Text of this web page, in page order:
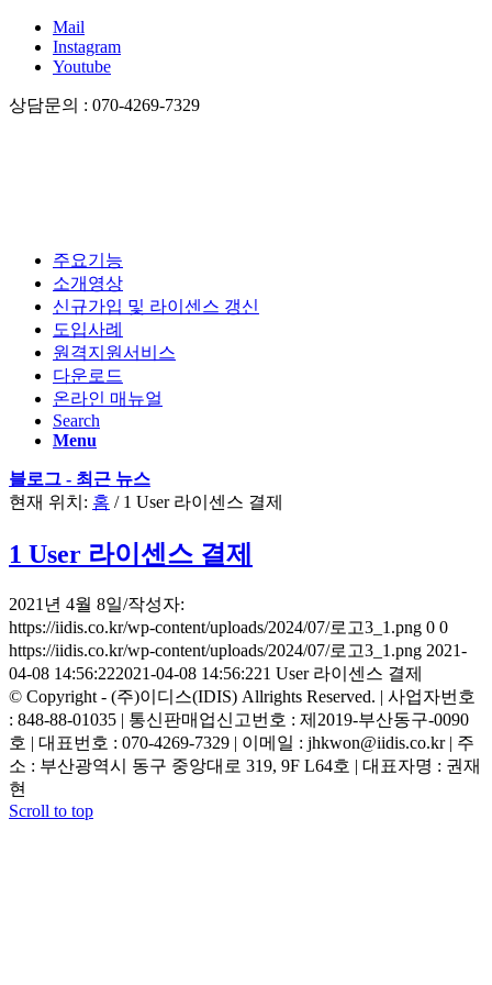
Mail
Instagram
Youtube
상담문의 : 070-4269-7329
주요기능
소개영상
신규가입 및 라이센스 갱신
도입사례
원격지원서비스
다운로드
온라인 매뉴얼
Search
Menu
블로그 - 최근 뉴스
현재 위치: 홈 / 1 User 라이센스 결제
1 User 라이센스 결제
2021년 4월 8일/작성자:
https://iidis.co.kr/wp-content/uploads/2024/07/로고3_1.png 0 0
https://iidis.co.kr/wp-content/uploads/2024/07/로고3_1.png 2021-
04-08 14:56:222021-04-08 14:56:221 User 라이센스 결제
© Copyright - (주)이디스(IDIS) Allrights Reserved. | 사업자번호
: 848-88-01035 | 통신판매업신고번호 : 제2019-부산동구-0090
호 | 대표번호 : 070-4269-7329 | 이메일 : jhkwon@iidis.co.kr | 주
소 : 부산광역시 동구 중앙대로 319, 9F L64호 | 대표자명 : 권재
현
Scroll to top